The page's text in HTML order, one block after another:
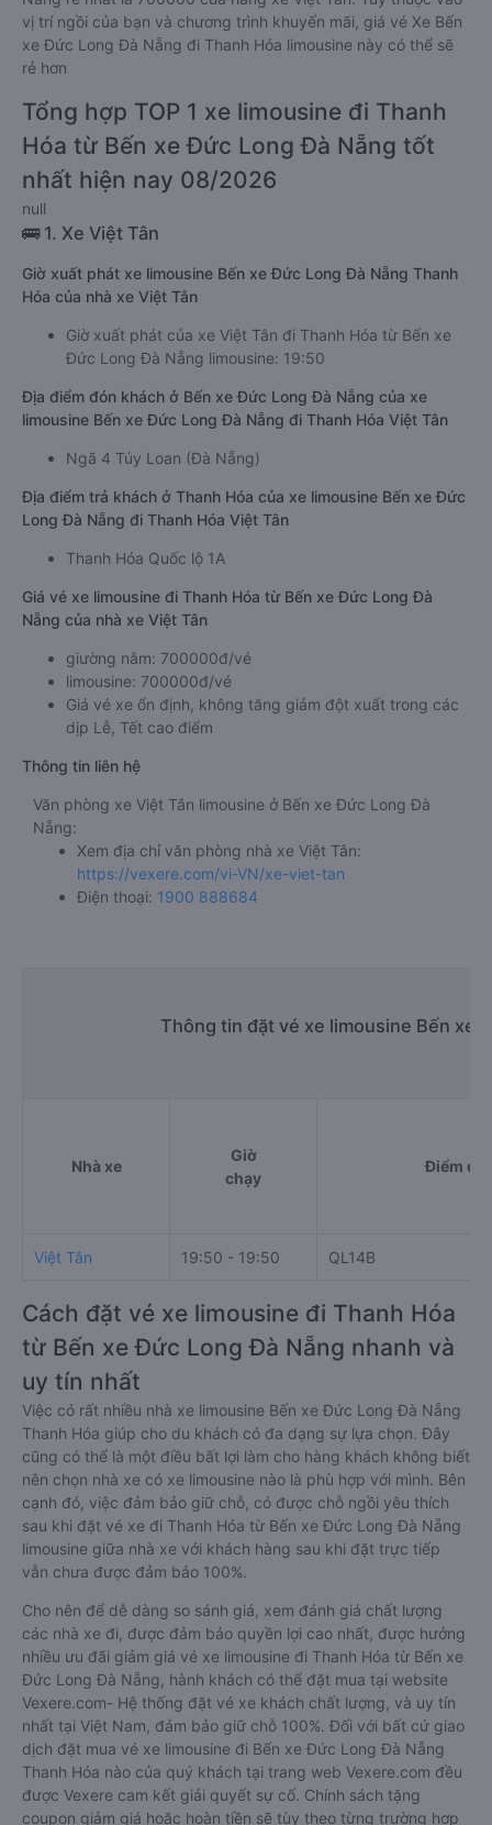
vị trí ngồi của bạn và chương trình khuyến mãi, giá vé Xe Bến
xe Đức Long Đà Nẵng đi Thanh Hóa limousine này có thể sẽ
rẻ hơn
Tổng hợp TOP 1 xe limousine đi Thanh
Hóa từ Bến xe Đức Long Đà Nẵng tốt
nhất hiện nay 08/2026
null
🚌 1. Xe Việt Tân
Giờ xuất phát xe limousine Bến xe Đức Long Đà Nẵng Thanh
Hóa của nhà xe Việt Tân
Giờ xuất phát của xe Việt Tân đi Thanh Hóa từ Bến xe
Đức Long Đà Nẵng limousine: 19:50
Địa điểm đón khách ở Bến xe Đức Long Đà Nẵng của xe
limousine Bến xe Đức Long Đà Nẵng đi Thanh Hóa Việt Tân
Ngã 4 Túy Loan (Đà Nẵng)
Địa điểm trả khách ở Thanh Hóa của xe limousine Bến xe Đức
Long Đà Nẵng đi Thanh Hóa Việt Tân
Thanh Hóa Quốc lộ 1A
Giá vé xe limousine đi Thanh Hóa từ Bến xe Đức Long Đà
Nẵng của nhà xe Việt Tân
giường nằm: 700000đ/vé
limousine: 700000đ/vé
Giá vé xe ổn định, không tăng giảm đột xuất trong các
dịp Lễ, Tết cao điểm
Thông tin liên hệ
Văn phòng xe Việt Tân limousine ở Bến xe Đức Long Đà
Nẵng:
Xem địa chỉ văn phòng nhà xe Việt Tân:
https://vexere.com/vi-VN/xe-viet-tan
Điện thoại: 1900 888684
Thông tin đặt vé xe limousine Bến xe
Nhà xe
Giờ
chạy
Điểm đi
Việt Tân 19:50 - 19:50 QL14B
Cách đặt vé xe limousine đi Thanh Hóa
từ Bến xe Đức Long Đà Nẵng nhanh và
uy tín nhất
Việc có rất nhiều nhà xe limousine Bến xe Đức Long Đà Nẵng
Thanh Hóa giúp cho du khách có đa dạng sự lựa chọn. Đây
cũng có thể là một điều bất lợi làm cho hàng khách không biết
nên chọn nhà xe có xe limousine nào là phù hợp với mình. Bên
cạnh đó, việc đảm bảo giữ chỗ, có được chỗ ngồi yêu thích
sau khi đặt vé xe đi Thanh Hóa từ Bến xe Đức Long Đà Nẵng
limousine giữa nhà xe với khách hàng sau khi đặt trực tiếp
vẫn chưa được đảm bảo 100%.
Cho nên để dễ dàng so sánh giá, xem đánh giá chất lượng
các nhà xe đi, được đảm bảo quyền lợi cao nhất, được hưởng
nhiều ưu đãi giảm giá vé xe limousine đi Thanh Hóa từ Bến xe
Đức Long Đà Nẵng, hành khách có thể đặt mua tại website
Vexere.com- Hệ thống đặt vé xe khách chất lượng, và uy tín
nhất tại Việt Nam, đảm bảo giữ chỗ 100%. Đối với bất cứ giao
dịch đặt mua vé xe limousine đi Bến xe Đức Long Đà Nẵng
Thanh Hóa nào của quý khách tại trang web Vexere.com đều
được Vexere cam kết giải quyết sự cố. Chính sách tặng
coupon giảm giá hoặc hoàn tiền sẽ tùy theo từng trường hợp